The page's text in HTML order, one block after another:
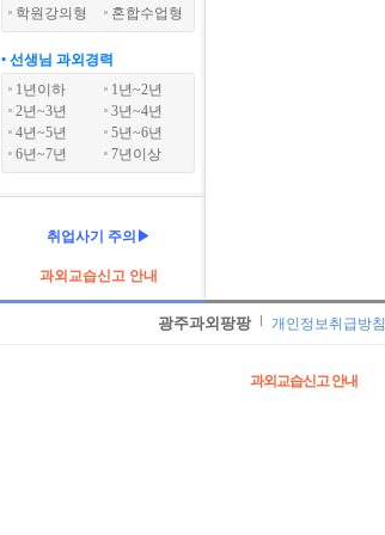
학원강의형
혼합수업형
• 선생님 과외경력
1년이하
1년~2년
2년~3년
3년~4년
4년~5년
5년~6년
6년~7년
7년이상
취업사기 주의▶
과외교습신고 안내
광주과외팡팡 개인정보취급방침
과외교습신고 안내